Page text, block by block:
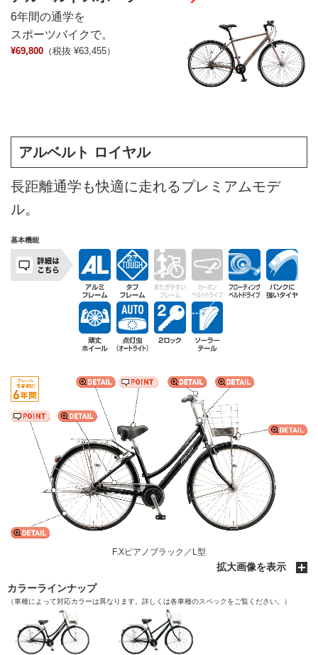
6年間の通学を
スポーツバイクで。
¥69,800 （税抜 ¥63,455）
アルベルト ロイヤル
長距離通学も快適に走れるプレミアムモデ
ル。
基本機能
F.Xピアノブラック／L型
拡大画像を表示
カラーラインナップ
（車種によって対応カラーは異なります。詳しくは各車種のスペックをご覧ください。）